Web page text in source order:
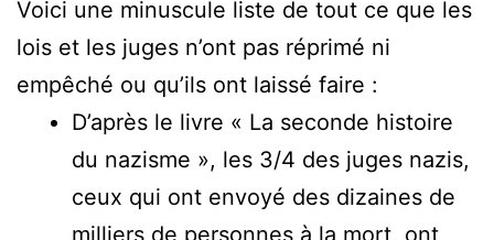
Voici une minuscule liste de tout ce que les
lois et les juges n’ont pas réprimé ni
empêché ou qu’ils ont laissé faire :
D’après le livre « La seconde histoire
du nazisme », les 3/4 des juges nazis,
ceux qui ont envoyé des dizaines de
milliers de personnes à la mort, ont